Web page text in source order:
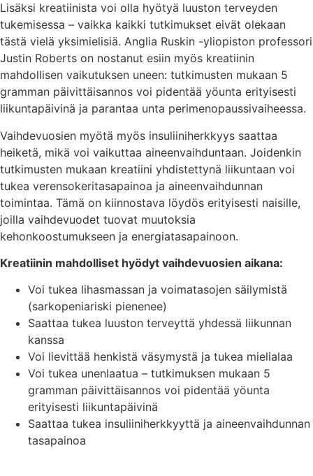
Lisäksi kreatiinista voi olla hyötyä luuston terveyden
tukemisessa – vaikka kaikki tutkimukset eivät olekaan
tästä vielä yksimielisiä. Anglia Ruskin -yliopiston professori
Justin Roberts on nostanut esiin myös kreatiinin
mahdollisen vaikutuksen uneen: tutkimusten mukaan 5
gramman päivittäisannos voi pidentää yöunta erityisesti
liikuntapäivinä ja parantaa unta perimenopaussivaiheessa.
Vaihdevuosien myötä myös insuliiniherkkyys saattaa
heiketä, mikä voi vaikuttaa aineenvaihduntaan. Joidenkin
tutkimusten mukaan kreatiini yhdistettynä liikuntaan voi
tukea verensokeritasapainoa ja aineenvaihdunnan
toimintaa. Tämä on kiinnostava löydös erityisesti naisille,
joilla vaihdevuodet tuovat muutoksia
kehonkoostumukseen ja energiatasapainoon.
Kreatiinin mahdolliset hyödyt vaihdevuosien aikana:
Voi tukea lihasmassan ja voimatasojen säilymistä
(sarkopeniariski pienenee)
Saattaa tukea luuston terveyttä yhdessä liikunnan
kanssa
Voi lievittää henkistä väsymystä ja tukea mielialaa
Voi tukea unenlaatua – tutkimuksen mukaan 5
gramman päivittäisannos voi pidentää yöunta
erityisesti liikuntapäivinä
Saattaa tukea insuliiniherkkyyttä ja aineenvaihdunnan
tasapainoa